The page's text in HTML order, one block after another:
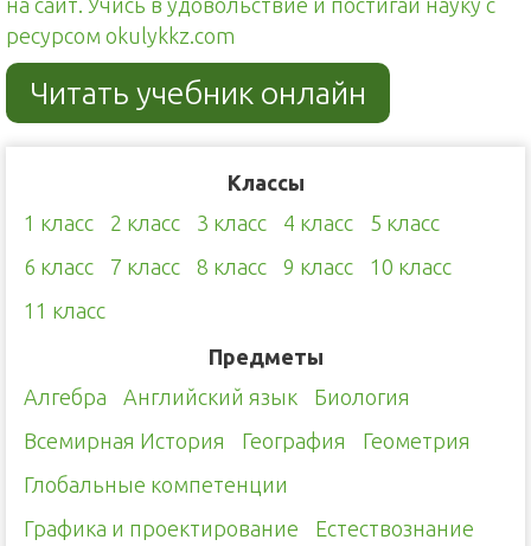
на сайт. Учись в удовольствие и постигай науку с
ресурсом okulykkz.com
Читать учебник онлайн
Классы
1 класс
2 класс 3 класс 4 класс
5 класс
6 класс
7 класс 8 класс 9 класс
10 класс
11 класс
Предметы
Алгебра
Английский язык
Биология
Всемирная История
География
Геометрия
Глобальные компетенции
Графика и проектирование
Естествознание